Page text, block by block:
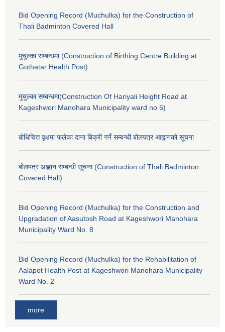
Bid Opening Record (Muchulka) for the Construction of
Thali Badminton Covered Hall
मुचुल्का सम्बन्धमा (Construction of Birthing Centre Building at
Gothatar Health Post)
मुचुल्का सम्बन्धमा(Construction Of Hariyali Height Road at
Kageshwori Manohara Municipality ward no 5)
बोधिचित्त वृक्षमा फलेका दाना बिक्री गर्ने सम्बन्धी बोलपत्र आह्वानको सूचना
बोलपत्र आह्वान सम्बन्धी सूचना (Construction of Thali Badminton
Covered Hall)
Bid Opening Record (Muchulka) for the Construction and
Upgradation of Aasutosh Road at Kageshwori Manohara
Municipality Ward No. 8
Bid Opening Record (Muchulka) for the Rehabilitation of
Aalapot Health Post at Kageshwori Manohara Municipality
Ward No. 2
more